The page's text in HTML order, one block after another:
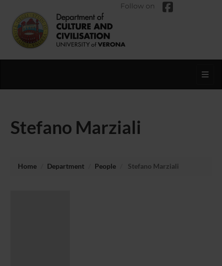
Follow on
Stefano Marziali
Home Department People Stefano Marziali